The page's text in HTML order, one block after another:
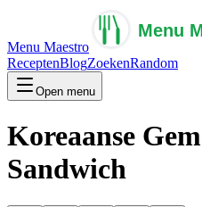
Menu Maestro
ReceptenBlogZoekenRandom
Open menu
Koreaanse
Sandwich